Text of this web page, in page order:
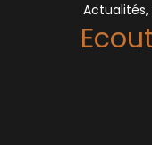
Actualités,